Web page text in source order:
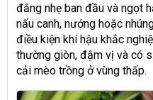
đắng nhẹ ban đầu và ngọt
nấu canh, nướng hoặc
điều kiện khí hậu khắc
thường giòn, đậm vị và có
cải mèo trồng ở vùng thấp.